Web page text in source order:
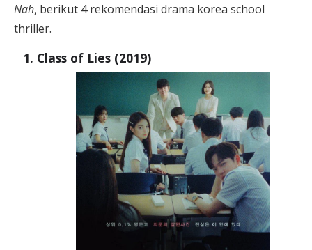
Nah, berikut 4 rekomendasi drama korea school
thriller.
Class of Lies (2019)